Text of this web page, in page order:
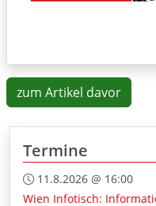
zum Artikel davor
Termine
11.8.2026 @ 16:00
Wien Infotisch: